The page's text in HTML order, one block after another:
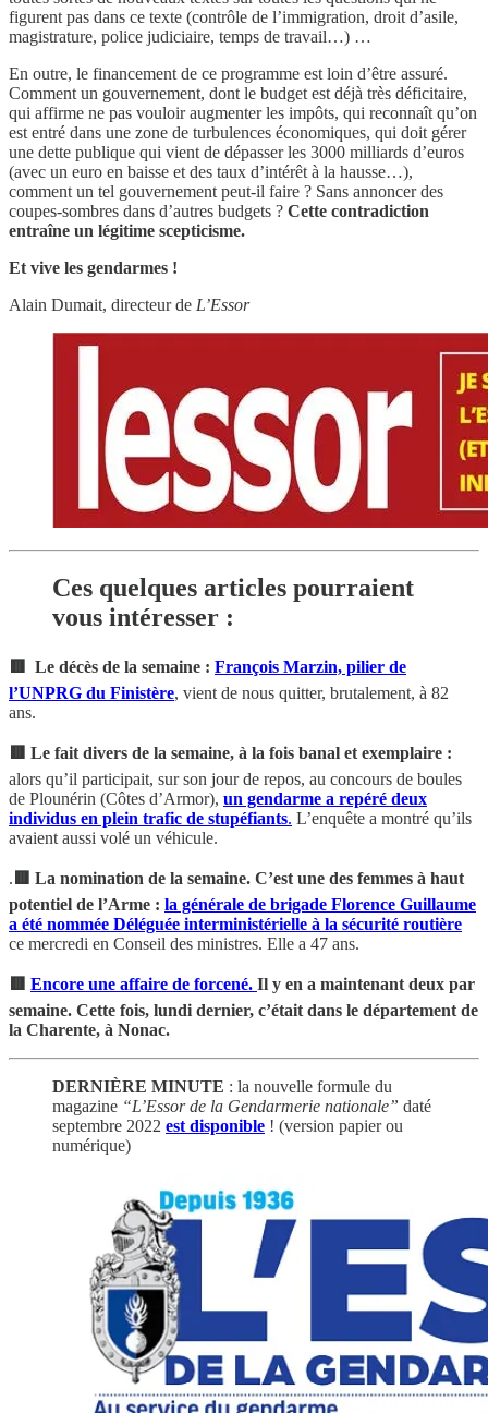
figurent pas dans ce texte (contrôle de l’immigration, droit d’asile,
magistrature, police judiciaire, temps de travail…) …
En outre, le financement de ce programme est loin d’être assuré.
Comment un gouvernement, dont le budget est déjà très déficitaire,
qui affirme ne pas vouloir augmenter les impôts, qui reconnaît qu’on
est entré dans une zone de turbulences économiques, qui doit gérer
une dette publique qui vient de dépasser les 3000 milliards d’euros
(avec un euro en baisse et des taux d’intérêt à la hausse…),
comment un tel gouvernement peut-il faire ? Sans annoncer des
coupes-sombres dans d’autres budgets ? Cette contradiction
entraîne un légitime scepticisme.
Et vive les gendarmes !
Alain Dumait, directeur de L’Essor
Ces quelques articles pourraient
vous intéresser :
Le décès de la semaine : François Marzin, pilier de
l’UNPRG du Finistère, vient de nous quitter, brutalement, à 82
ans.
🟥 Le fait divers de la semaine, à la fois banal et exemplaire :
alors qu’il participait, sur son jour de repos, au concours de boules
de Plounérin (Côtes d’Armor), un gendarme a repéré deux
individus en plein trafic de stupéfiants. L’enquête a montré qu’ils
avaient aussi volé un véhicule.
. 🟥 La nomination de la semaine. C’est une des femmes à haut
potentiel de l’Arme : la générale de brigade Florence Guillaume
a été nommée Déléguée interministérielle à la sécurité routière
ce mercredi en Conseil des ministres. Elle a 47 ans.
Encore une affaire de forcené. Il y en a maintenant deux par
semaine. Cette fois, lundi dernier, c’était dans le département de
la Charente, à Nonac.
DERNIÈRE MINUTE : la nouvelle formule du
magazine “L’Essor de la Gendarmerie nationale” daté
septembre 2022 est disponible ! (version papier ou
numérique)